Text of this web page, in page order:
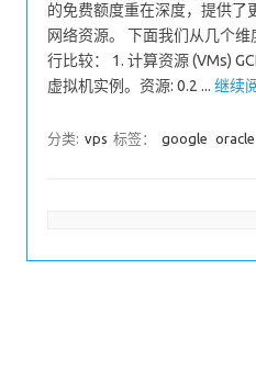
的免费额度重在深度，提供了
网络资源。 下面我们从几个
行比较： 1. 计算资源 (VMs)
虚拟机实例。资源: 0.2 ... 继续
分类: vps 标签： google oracle